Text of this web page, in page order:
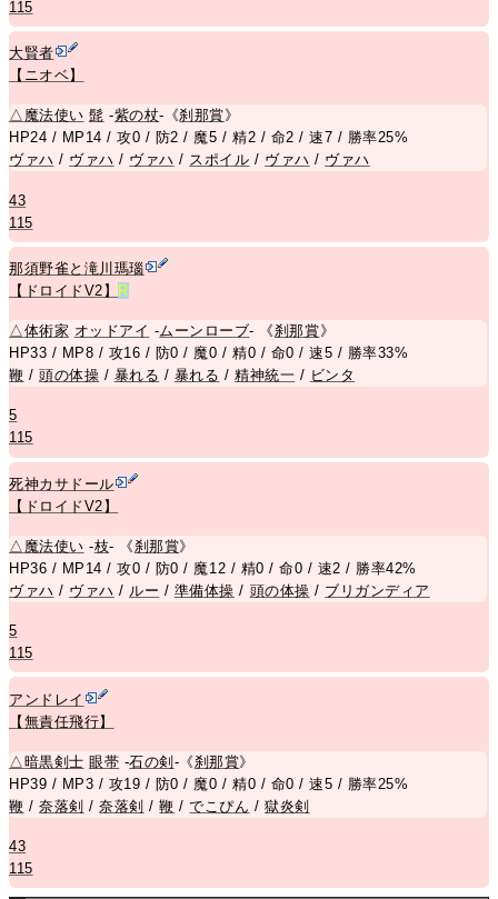
115
大賢者
【ニオベ】
△ 魔法使い 髭 -紫の杖-《刹那賞》
HP24 / MP14 / 攻0 / 防2 / 魔5 / 精2 / 命2 / 速7 / 勝率25%
ヴァハ / ヴァハ / ヴァハ / スポイル / ヴァハ / ヴァハ
43
115
那須野雀と滝川瑪瑙
【ドロイドV2】
R
△体術家 オッドアイ -ムーンローブ- 《刹那賞》
HP33 / MP8 / 攻16 / 防0 / 魔0 / 精0 / 命0 / 速5 / 勝率33%
鞭 /頭の体操 / 暴れる / 暴れる / 精神統一 / ビンタ
5
115
死神カサドール
【ドロイドV2】
△ 魔法使い -枝- 《刹那賞》
HP36 / MP14 / 攻0 / 防0 / 魔12 / 精0 / 命0 / 速2 / 勝率42%
ヴァハ / ヴァハ / ルー / 準備体操 / 頭の体操 / ブリガンディア
5
115
アンドレイ
【無責任飛行】
△暗黒剣士 眼帯 -石の剣 -《刹那賞》
HP39 / MP3 / 攻19 / 防0 / 魔0 / 精0 / 命0 / 速5 / 勝率25%
鞭 /奈落剣 /奈落剣 /鞭 /でこぴん /獄炎剣
43
115